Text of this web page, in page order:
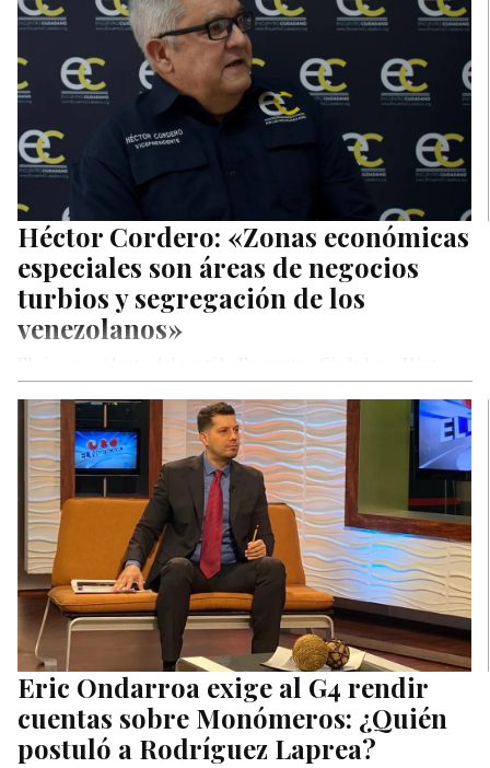
Héctor Cordero: «Zonas económicas
especiales son áreas de negocios
turbios y segregación de los
venezolanos»
Cordero, aseguró que las llamadas zonas económicas
especiales son áreas de «negocios…
Eric Ondarroa exige al G4 rendir
cuentas sobre Monómeros: ¿Quién
postuló a Rodríguez Laprea?